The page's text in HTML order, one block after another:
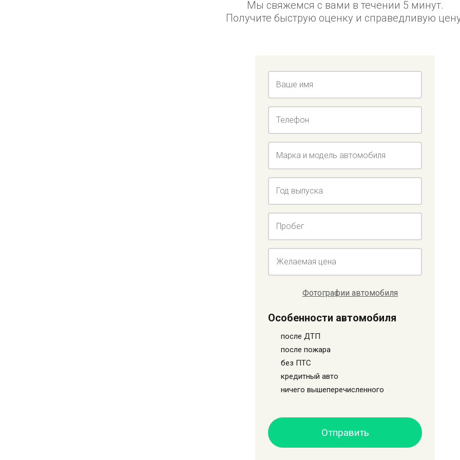
Мы свяжемся с вами в течении 5 минут.
Получите быструю оценку и справедливую
Ваше имя
Телефон
Марка и модель автомобиля
Год выпуска
Пробег
Желаемая цена
Фотографии автомобиля
Особенности автомобиля
после ДТП
после пожара
без ПТС
кредитный авто
ничего вышеперечисленного
Отправить